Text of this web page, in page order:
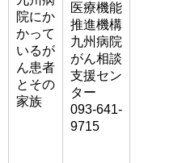
院にか
かって
いるが
ん患者
とその
家族
医療機能
推進機構
九州病院
がん相談
支援セン
ター
093-641-
9715